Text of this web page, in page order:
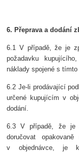
6. Přeprava a dodání
6.1 V případě, že je
požadavku
náklady spojené s tímto
6.2 Je-li prodávající
určené kupujícím v
dodání.
6.3 V případě, že je
doručovat
v objednávce, je